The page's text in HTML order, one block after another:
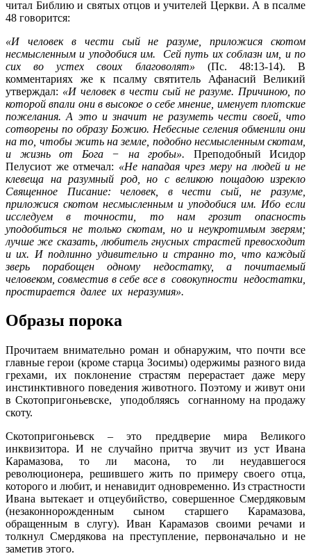
читал Библию и святых отцов и учителей Церкви. А в псалме
48 говорится:
«И человек в чести сый не разуме, приложися скотом
несмысленным и уподобися им. Сей путь их соблазн им, и по
сих во устех своих благоволят» (Пс. 48:13-14). В
комментариях же к псалму святитель Афанасий Великий
утверждал: «И человек в чести сый не разуме. Причиною, по
которой впали они в высокое о себе мнение, именует плотские
пожелания. А это и значит не разуметь чести своей, что
сотворены по образу Божию. Небесные селения обменили они
на то, чтобы жить на земле, подобно несмысленным скотам,
и жизнь от Бога − на гробы». Преподобный Исидор
Пелусиот же отмечал: «Не нападая чрез меру на людей и не
клевеща на разумный род, но с великою пощадою изрекло
Священное Писание: человек, в чести сый, не разуме,
приложися скотом несмысленным и уподобися им. Ибо если
исследуем в точности, то нам грозит опасность
уподобиться не только скотам, но и неукротимым зверям;
лучше же сказать, любитель гнусных страстей превосходит
и их. И подлинно удивительно и странно то, что каждый
зверь порабощен одному недостатку, а почитаемый
человеком, совместив в себе всев совокупности недостатки,
простирается далее их неразумия».
Образы порока
Прочитаем внимательно роман и обнаружим, что почти все
главные герои (кроме старца Зосимы) одержимы разного вида
грехами, их поклонение страстям перерастает даже меру
инстинктивного поведения животного. Поэтому и живут они
в Скотопригоньевске, уподобляясь согнанному на продажу
скоту.
Скотопригоньевск – это преддверие мира Великого
инквизитора. И не случайно притча звучит из уст Ивана
Карамазова, то ли масона, то ли неудавшегося
революционера, решившего жить по примеру своего отца,
которого и любит, и ненавидит одновременно. Из страстности
Ивана вытекает и отцеубийство, совершенное Смердяковым
(незаконнорожденным сыном старшего Карамазова,
обращенным в слугу). Иван Карамазов своими речами и
толкнул Смердякова на преступление, первоначально и не
заметив этого.